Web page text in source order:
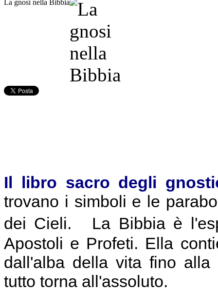
La gnosi nella Bibbia
Il libro sacro degli
trovano i simboli e le
dei Cieli. La Bibbia è
Apostoli e Profeti. Ella
dall'alba della vita fino alla
tutto torna all'assoluto.